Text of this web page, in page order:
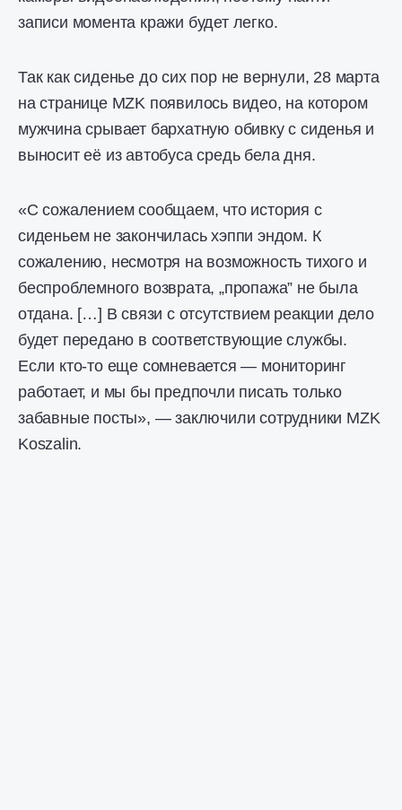
записи момента кражи будет легко.
Так как сиденье до сих пор не вернули, 28 марта
на странице MZK появилось видео, на котором
мужчина срывает бархатную обивку с сиденья и
выносит её из автобуса средь бела дня.
«С сожалением сообщаем, что история с
сиденьем не закончилась хэппи эндом. К
сожалению, несмотря на возможность тихого и
беспроблемного возврата, „пропажа” не была
отдана. […] В связи с отсутствием реакции дело
будет передано в соответствующие службы.
Если кто-то еще сомневается — мониторинг
работает, и мы бы предпочли писать только
забавные посты», — заключили сотрудники MZK
Koszalin.